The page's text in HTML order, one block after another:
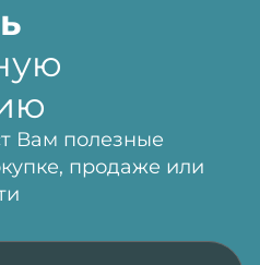
Вам полезные
продаже или